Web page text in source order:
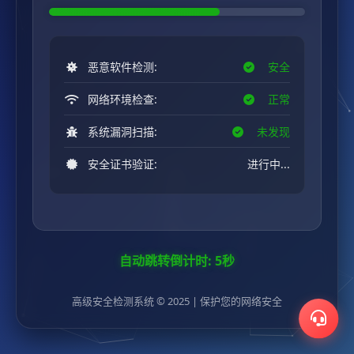
恶意软件检测: 安全
网络环境检查: 正常
系统漏洞扫描: 未发现
安全证书验证:
有效
自动跳转倒计时: 5秒
高级安全检测系统 © 2025 | 保护您的网络安全